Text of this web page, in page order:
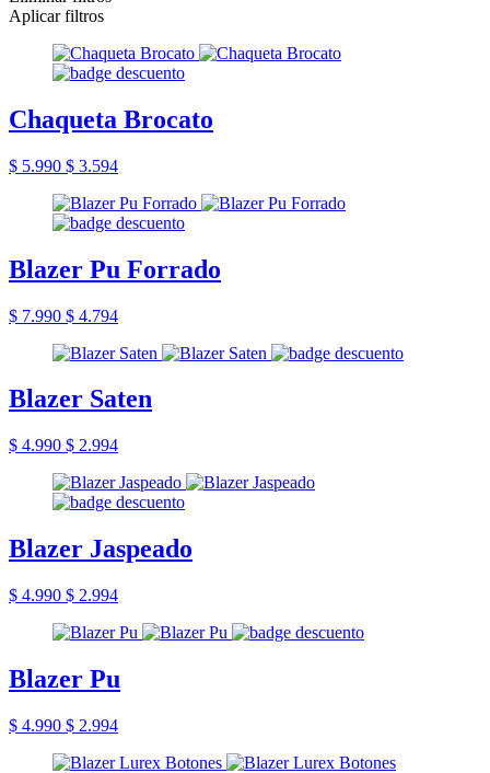
Aplicar filtros
Chaqueta Brocato
$ 5.990 $ 3.594
Blazer Pu Forrado
$ 7.990 $ 4.794
Blazer Saten
$ 4.990 $ 2.994
Blazer Jaspeado
$ 4.990 $ 2.994
Blazer Pu
$ 4.990 $ 2.994